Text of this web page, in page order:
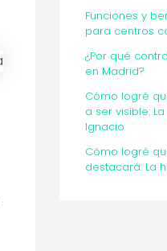
Funciones y
para centros
¿Por qué
en Madrid?
Cómo logré
a ser visible:
Ignacio
Cómo logré
destacará: La